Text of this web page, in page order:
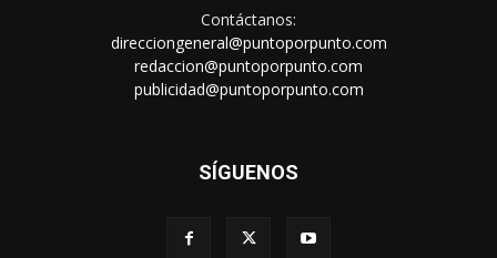
Contáctanos:
direcciongeneral@puntoporpunto.com
redaccion@puntoporpunto.com
publicidad@puntoporpunto.com
SÍGUENOS